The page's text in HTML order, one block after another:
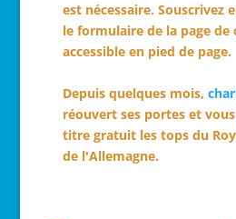
est nécessaire. Souscrivez
le formulaire de la page de
accessible en pied de page.
Depuis quelques mois,
réouvert ses portes et
titre gratuit les tops du
de l'Allemagne.